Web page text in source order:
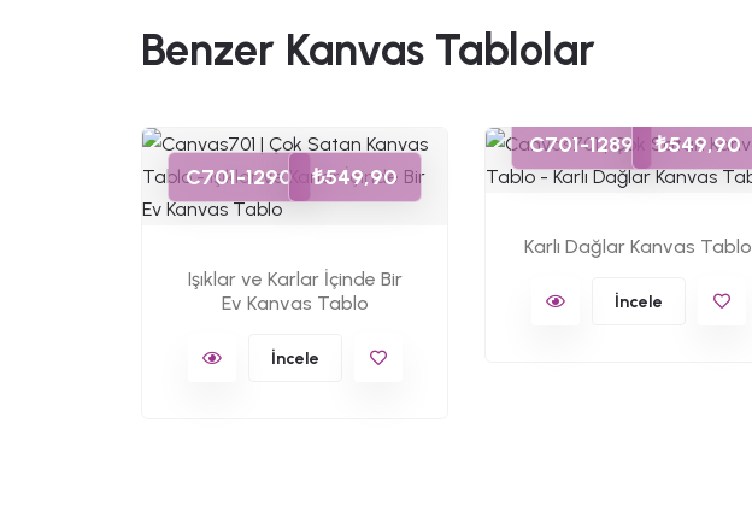
Benzer Kanvas Tablolar
C701-1290 ₺549,90
Işıklar ve Karlar İçinde Bir
Ev Kanvas Tablo
İncele
C701-1289 ₺549,90
Karlı Dağlar Kanvas Tablo
İncele